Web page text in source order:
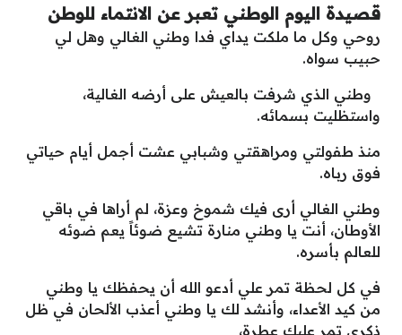
قصيدة اليوم الوطني تعبر عن الانتماء للوطن
روحي وكل ما ملكت يداي فدا وطني الغالي وهل لي
حبيب سواه.
وطني الذي شرفت بالعيش على أرضه الغالية،
واستظليت بسمائه.
منذ طفولتي ومراهقتي وشبابي عشت أجمل أيام حياتي
فوق رباه.
وطني الغالي أرى فيك شموخ وعزة، لم أراها في باقي
الأوطان، أنت يا وطني منارة تشيع ضوئاً يعم ضوئه
للعالم بأسره.
في كل لحظة تمر علي أدعو الله أن يحفظك يا وطني
من كيد الأعداء، وأنشد لك يا وطني أعذب الألحان في ظل
ذكرى تمر عليك عطرة،